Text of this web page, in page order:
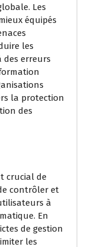
Les
équipés
les
des erreurs
la protection
des
crucial de
contrôler et
à
En
de gestion
les